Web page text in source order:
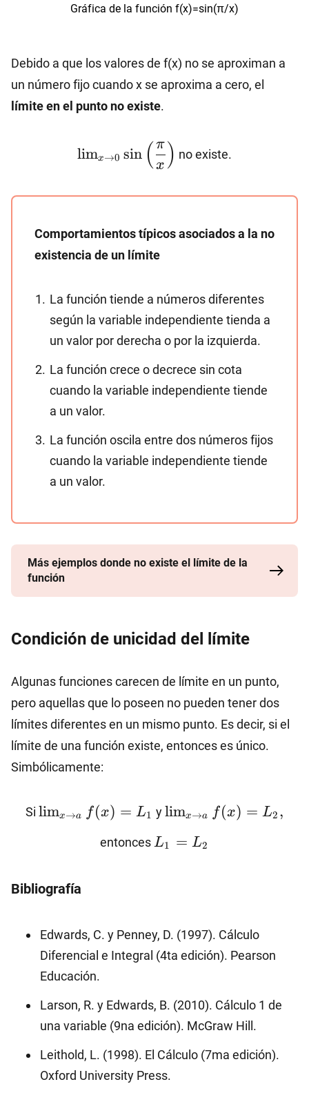
Gráfica de la función f(x)=sin(π/x)
Debido a que los valores de f(x) no se aproximan a
un número fijo cuando x se aproxima a cero, el
límite en el punto no existe.
\lim_{x\to 0}
\sin
{x}\right)
limx→0 sin ( x
π ) no existe.
Comportamientos típicos asociados a la no
existencia de un límite
La función tiende a números diferentes
según la variable independiente tienda a
un valor por derecha o por la izquierda.
La función crece o decrece sin cota
cuando la variable independiente tiende
a un valor.
La función oscila entre dos números fijos
cuando la variable independiente tiende
a un valor.
Más ejemplos donde no existe el límite de la
función
Condición de unicidad del límite
Algunas funciones carecen de límite en un punto,
pero aquellas que lo poseen no pueden tener dos
límites diferentes en un mismo punto. Es decir, si el
límite de una función existe, entonces es único.
Simbólicamente:
Si \lim_{x\to
a}
f(x)=L_1
limx→a f (x) = L1 y\lim_{x\to
a}
f(x)=L_2,
limx→a f (x) = L2 ,
entonces L_1=L_2
L1 = L2
Bibliografía
Edwards, C. y Penney, D. (1997). Cálculo
Diferencial e Integral (4ta edición). Pearson
Educación.
Larson, R. y Edwards, B. (2010). Cálculo 1 de
una variable (9na edición). McGraw Hill.
Leithold, L. (1998). El Cálculo (7ma edición).
Oxford University Press.